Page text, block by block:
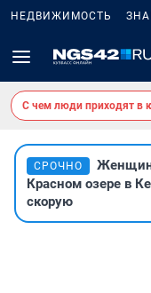
НЕДВИЖИМОСТЬ
С чем люди приходят в
СРОЧНО
Красном озере в
скорую